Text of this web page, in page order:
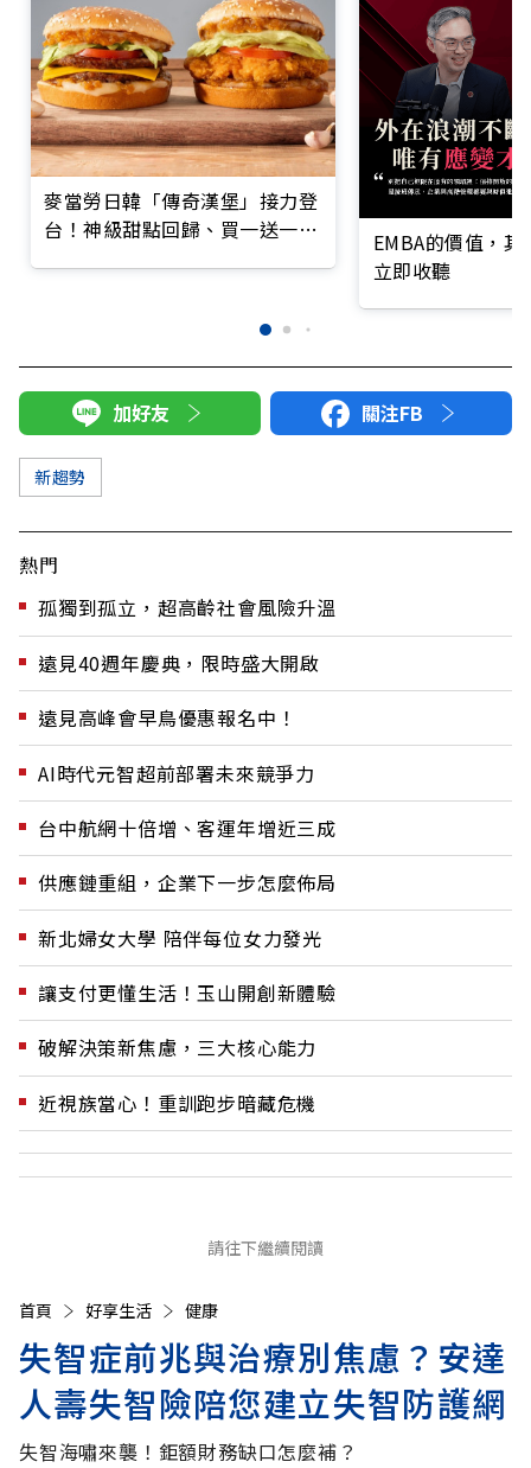
麥當勞日韓「傳奇漢堡」接力登
台！神級甜點回歸、買一送一優
EMBA的價值，
立即收聽
加好友 關注FB
新趨勢
熱門
孤獨到孤立，超高齡社會風險升溫
遠見40週年慶典，限時盛大開啟
遠見高峰會早鳥優惠報名中！
AI時代元智超前部署未來競爭力
台中航網十倍增、客運年增近三成
供應鏈重組，企業下一步怎麼佈局
新北婦女大學 陪伴每位女力發光
讓支付更懂生活！玉山開創新體驗
破解決策新焦慮，三大核心能力
近視族當心！重訓跑步暗藏危機
請往下繼續閱讀
首頁 好享生活 健康
失智症前兆與治療別焦慮？安達
人壽失智險陪您建立失智防護網
失智海嘯來襲！鉅額財務缺口怎麼補？